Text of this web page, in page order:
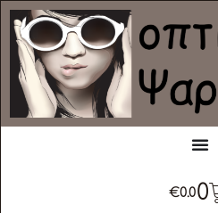
€0.00